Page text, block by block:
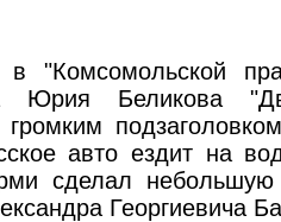
"Комсомольской
Юрия Беликова
авто ездит на
сделал небольшую
Георгиевича